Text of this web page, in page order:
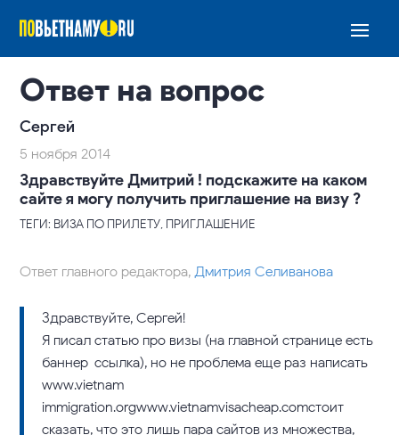
Ответ на вопрос
Сергей
5 ноября 2014
Здравствуйте Дмитрий ! подскажите на каком
сайте я могу получить приглашение на визу ?
ТЕГИ: ВИЗА ПО ПРИЛЕТУ, ПРИГЛАШЕНИЕ
Ответ главного редактора,Дмитрия Селиванова
Здравствуйте, Сергей!
Я писал статью про визы (на главной странице есть
баннер-ссылка), но не проблема еще раз написать
www.vietnam-
immigration.orgwww.vietnamvisacheap.comстоит
сказать, что это лишь пара сайтов из множества,